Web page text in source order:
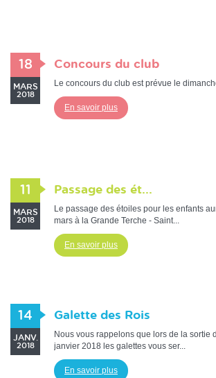
18
MARS
2018
Concours du club
Le concours du club est prévue le
En savoir plus
11
MARS
2018
Passage des ét...
Le passage des étoiles pour les enfants
mars à la Grande Terche - Saint...
En savoir plus
14
JANV.
2018
Galette des Rois
Nous vous rappelons que lors de la sortie
janvier 2018 les galettes vous ser...
En savoir plus